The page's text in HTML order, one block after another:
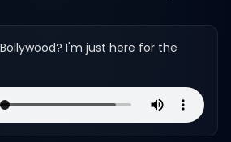
I'm just here for the